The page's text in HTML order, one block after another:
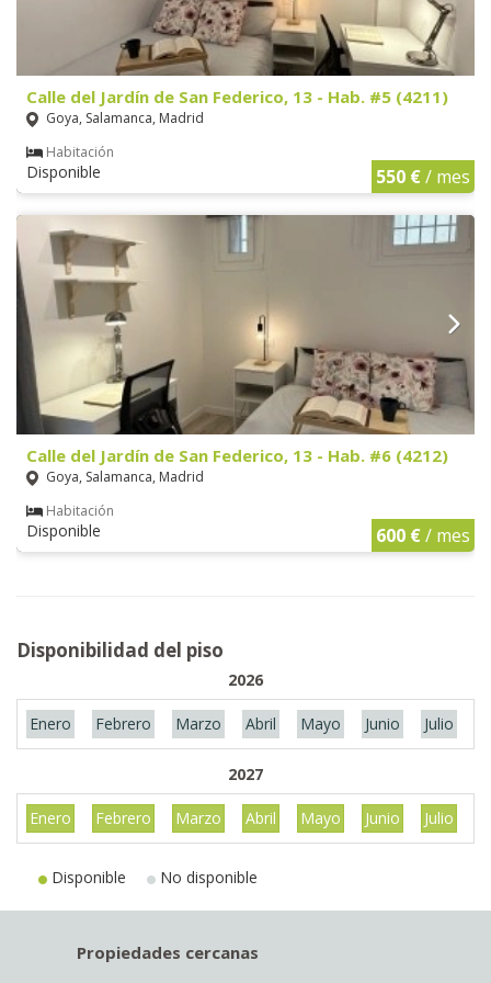
Calle del Jardín de San Federico, 13 - Hab. #5 (4211)
Goya, Salamanca, Madrid
Habitación
Disponible 550 €/ mes
Calle del Jardín de San Federico, 13 - Hab. #6 (4212)
Goya, Salamanca, Madrid
Habitación
Disponible 600 €/ mes
Disponibilidad del piso
2026
Enero Febrero Marzo Abril Mayo Junio Julio
2027
Enero Febrero Marzo Abril Mayo Junio Julio
Disponible No disponible
Propiedades cercanas